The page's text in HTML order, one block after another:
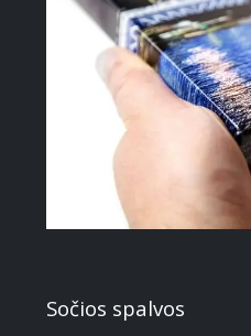
Sočios spalvos